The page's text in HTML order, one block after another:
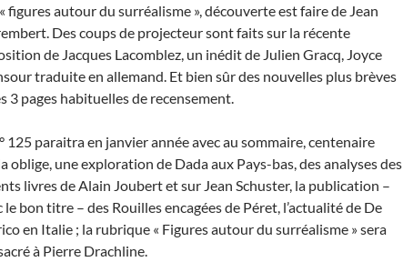
figures autour du surréalisme », découverte est faire de Jean
Des coups de projecteur sont faits sur la récente
de Jacques Lacomblez, un inédit de Julien Gracq, Joyce
traduite en allemand. Et bien sûr des nouvelles plus brèves
3 pages habituelles de recensement.
125 paraitra en janvier année avec au sommaire, centenaire
oblige, une exploration de Dada aux Pays-bas, des analyses des
livres de Alain Joubert et sur Jean Schuster, la publication –
le bon titre – des Rouilles encagées de Péret, l’actualité de De
en Italie ; la rubrique « Figures autour du surréalisme » sera
à Pierre Drachline.